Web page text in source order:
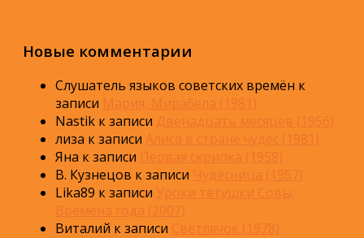
Новые комментарии
Слушатель языков советских времён к
записи Мария, Мирабела (1981)
Nastik к записи Двенадцать месяцев (1956)
лиза к записи Алиса в стране чудес (1981)
Яна к записи Первая скрипка (1958)
В. Кузнецов к записи Чудесница (1957)
Lika89 к записи Уроки тётушки Совы.
Времена года (2007)
Виталий к записи Светлячок (1978)